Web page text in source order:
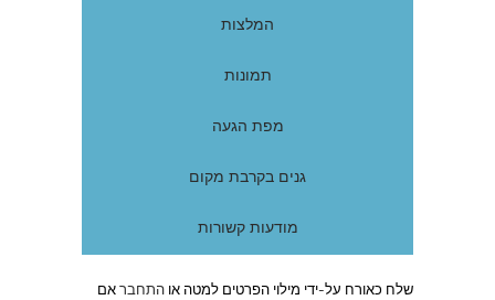
המלצות
תמונות
מפת הגעה
גנים בקרבת מקום
מודעות קשורות
שלח כאורח על-ידי מילוי הפרטים למטה או התחבראם